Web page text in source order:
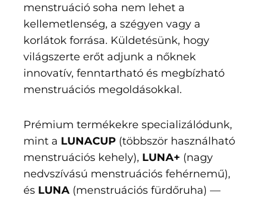
menstruáció soha nem lehet a
kellemetlenség, a szégyen vagy a
korlátok forrása. Küldetésünk, hogy
világszerte erőt adjunk a nőknek
innovatív, fenntartható és megbízható
menstruációs megoldásokkal.
Prémium termékekre specializálódunk,
mint a LUNACUP (többször használható
menstruációs kehely), LUNA+ (nagy
nedvszívású menstruációs fehérnemű),
és LUNA (menstruációs fürdőruha) —